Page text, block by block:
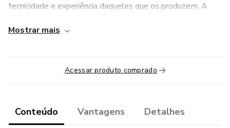
tecnicidade e experiência daqueles que os produzem. A
plataforma, não podem ser consideradas como garantia de
Ao adquiri-lo, o comprador declara estar ciente dessas
informações. Os termos e políticas da Hotmart podem ser
acessados aqui, antes mesmo da conclusão da compra."
Mostrar mais
Acessar produto comprado
Conteúdo Vantagens Detalhes